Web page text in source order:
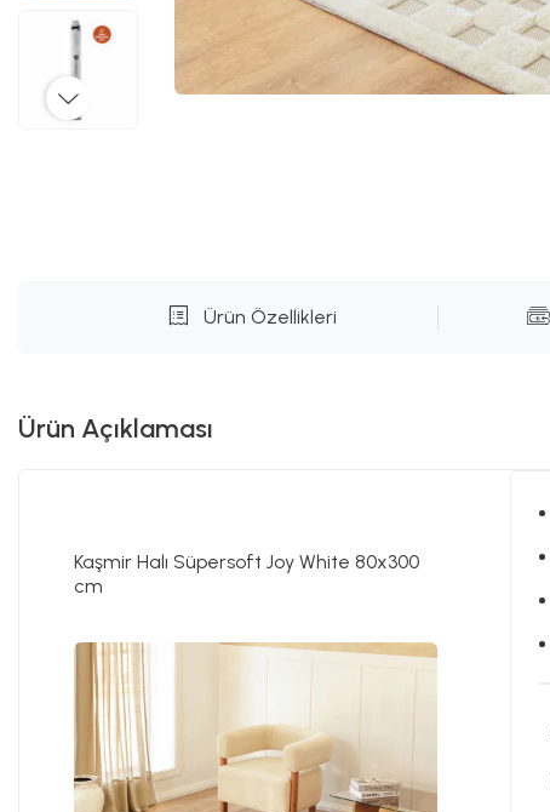
Ürün Özellikleri
Ürün Açıklaması
Kaşmir Halı Süpersoft Joy White 80x300
cm